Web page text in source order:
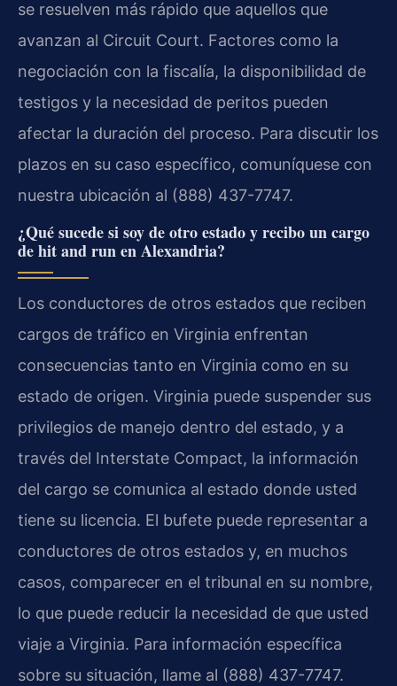
se resuelven más rápido que aquellos que
avanzan al Circuit Court. Factores como la
negociación con la fiscalía, la disponibilidad de
testigos y la necesidad de peritos pueden
afectar la duración del proceso. Para discutir los
plazos en su caso específico, comuníquese con
nuestra ubicación al (888) 437-7747.
¿Qué sucede si soy de otro estado y recibo un cargo
de hit and run en Alexandria?
Los conductores de otros estados que reciben
cargos de tráfico en Virginia enfrentan
consecuencias tanto en Virginia como en su
estado de origen. Virginia puede suspender sus
privilegios de manejo dentro del estado, y a
través del Interstate Compact, la información
del cargo se comunica al estado donde usted
tiene su licencia. El bufete puede representar a
conductores de otros estados y, en muchos
casos, comparecer en el tribunal en su nombre,
lo que puede reducir la necesidad de que usted
viaje a Virginia. Para información específica
sobre su situación, llame al (888) 437-7747.